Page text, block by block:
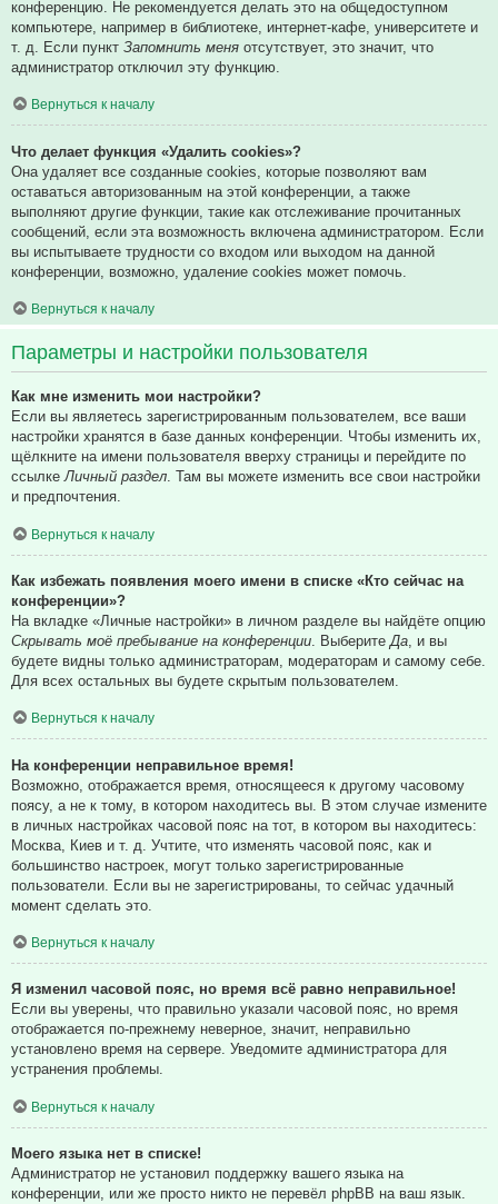
конференцию. Не рекомендуется делать это на общедоступном
компьютере, например в библиотеке, интернет-кафе, университете и
т. д. Если пункт Запомнить меня отсутствует, это значит, что
администратор отключил эту функцию.
Вернуться к началу
Что делает функция «Удалить cookies»?
Она удаляет все созданные cookies, которые позволяют вам
оставаться авторизованным на этой конференции, а также
выполняют другие функции, такие как отслеживание прочитанных
сообщений, если эта возможность включена администратором. Если
вы испытываете трудности со входом или выходом на данной
конференции, возможно, удаление cookies может помочь.
Вернуться к началу
Параметры и настройки пользователя
Как мне изменить мои настройки?
Если вы являетесь зарегистрированным пользователем, все ваши
настройки хранятся в базе данных конференции. Чтобы изменить их,
щёлкните на имени пользователя вверху страницы и перейдите по
ссылке Личный раздел . Там вы можете изменить все свои настройки
и предпочтения.
Вернуться к началу
Как избежать появления моего имени в списке «Кто сейчас на
конференции»?
На вкладке «Личные настройки» в личном разделе вы найдёте опцию
Скрывать моё пребывание на конференции . Выберите Да , и вы
будете видны только администраторам, модераторам и самому себе.
Для всех остальных вы будете скрытым пользователем.
Вернуться к началу
На конференции неправильное время!
Возможно, отображается время, относящееся к другому часовому
поясу, а не к тому, в котором находитесь вы. В этом случае измените
в личных настройках часовой пояс на тот, в котором вы находитесь:
Москва, Киев и т. д. Учтите, что изменять часовой пояс, как и
большинство настроек, могут только зарегистрированные
пользователи. Если вы не зарегистрированы, то сейчас удачный
момент сделать это.
Вернуться к началу
Я изменил часовой пояс, но время всё равно неправильное!
Если вы уверены, что правильно указали часовой пояс, но время
отображается по-прежнему неверное, значит, неправильно
установлено время на сервере. Уведомите администратора для
устранения проблемы.
Вернуться к началу
Моего языка нет в списке!
Администратор не установил поддержку вашего языка на
конференции, или же просто никто не перевёл phpBB на ваш язык.